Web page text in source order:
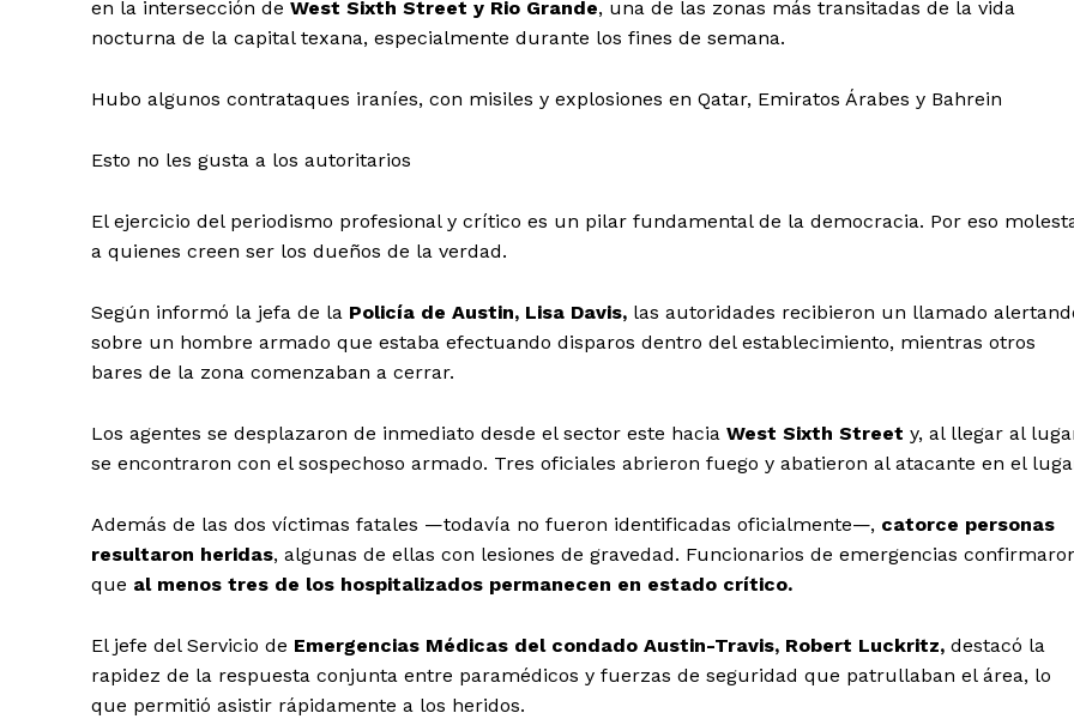
en la intersección de West Sixth Street y Rio Grande, una de las zonas más transitadas de la vida
nocturna de la capital texana, especialmente durante los fines de semana.
Hubo algunos contrataques iraníes, con misiles y explosiones en Qatar, Emiratos Árabes y Bahrein
Esto no les gusta a los autoritarios
El ejercicio del periodismo profesional y crítico es un pilar fundamental de la democracia. Por eso
a quienes creen ser los dueños de la verdad.
Según informó la jefa de la Policía de Austin, Lisa Davis, las autoridades recibieron un llamado
sobre un hombre armado que estaba efectuando disparos dentro del establecimiento, mientras otros
bares de la zona comenzaban a cerrar.
Los agentes se desplazaron de inmediato desde el sector este hacia West Sixth Street y, al llegar al
se encontraron con el sospechoso armado. Tres oficiales abrieron fuego y abatieron al atacante en el
Además de las dos víctimas fatales —todavía no fueron identificadas oficialmente—, catorce personas
resultaron heridas, algunas de ellas con lesiones de gravedad. Funcionarios de emergencias
que al menos tres de los hospitalizados permanecen en estado crítico.
El jefe del Servicio de Emergencias Médicas del condado Austin-Travis, Robert Luckritz, destacó la
rapidez de la respuesta conjunta entre paramédicos y fuerzas de seguridad que patrullaban el área, lo
que permitió asistir rápidamente a los heridos.